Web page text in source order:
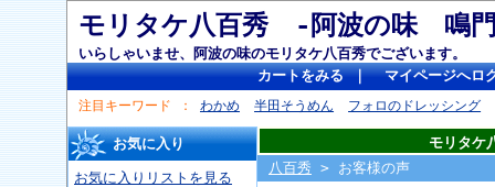
モリタケ八百秀 -阿波の味
いらしゃいませ、阿波の味のモリタケ八百秀でございます。
カートをみる｜ マイページへロ
注目キーワード わかめ 半田そうめん フォロのドレッシング
お気に入り
お気に入りリストを見る
モリタケ
八百秀 > お客様の声